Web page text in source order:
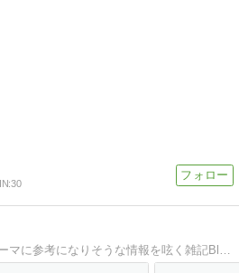
30
「自由に生きる」をテーマに参考になりそうな情報を呟く雑記Blogです。Web・お金・仮想通貨・旅行・投資・自由・アフィリエイト・GAME